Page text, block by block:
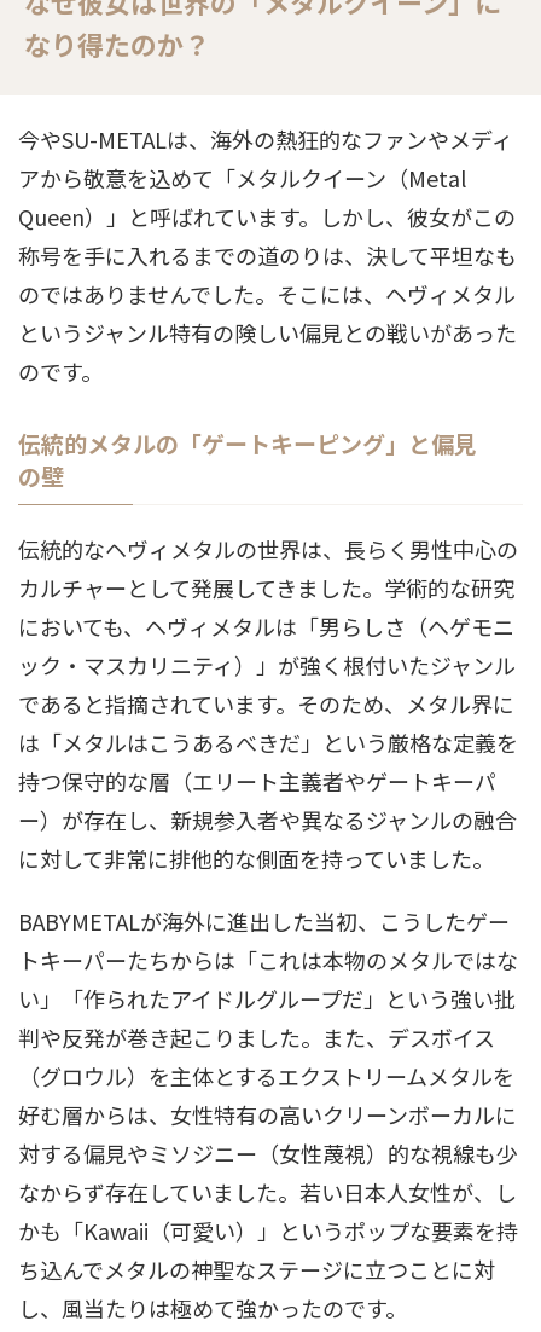
なり得たのか？
今やSU-METALは、海外の熱狂的なファンやメディ
アから敬意を込めて「メタルクイーン（Metal
Queen）」と呼ばれています。しかし、彼女がこの
称号を手に入れるまでの道のりは、決して平坦なも
のではありませんでした。そこには、ヘヴィメタル
というジャンル特有の険しい偏見との戦いがあった
のです。
伝統的メタルの「ゲートキーピング」と偏見
の壁
伝統的なヘヴィメタルの世界は、長らく男性中心の
カルチャーとして発展してきました。学術的な研究
においても、ヘヴィメタルは「男らしさ（ヘゲモニ
ック・マスカリニティ）」が強く根付いたジャンル
であると指摘されています。そのため、メタル界に
は「メタルはこうあるべきだ」という厳格な定義を
持つ保守的な層（エリート主義者やゲートキーパ
ー）が存在し、新規参入者や異なるジャンルの融合
に対して非常に排他的な側面を持っていました。
BABYMETALが海外に進出した当初、こうしたゲー
トキーパーたちからは「これは本物のメタルではな
い」「作られたアイドルグループだ」という強い批
判や反発が巻き起こりました。また、デスボイス
（グロウル）を主体とするエクストリームメタルを
好む層からは、女性特有の高いクリーンボーカルに
対する偏見やミソジニー（女性蔑視）的な視線も少
なからず存在していました。若い日本人女性が、し
かも「Kawaii（可愛い）」というポップな要素を持
ち込んでメタルの神聖なステージに立つことに対
し、風当たりは極めて強かったのです。